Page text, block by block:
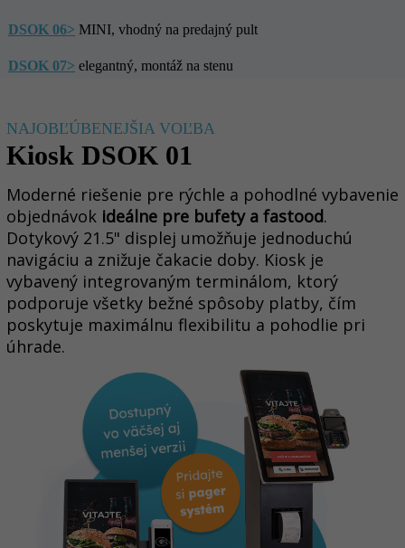
DSOK 06> MINI, vhodný na predajný pult
DSOK 07> elegantný, montáž na stenu
NAJOBĽÚBENEJŠIA VOĽBA
Kiosk DSOK 01
Moderné riešenie pre rýchle a pohodlné vybavenie
objednávok ideálne pre bufety a fastood.
Dotykový 21.5" displej umožňuje jednoduchú
navigáciu a znižuje čakacie doby. Kiosk je
vybavený integrovaným terminálom, ktorý
podporuje všetky bežné spôsoby platby, čím
poskytuje maximálnu flexibilitu a pohodlie pri
úhrade.